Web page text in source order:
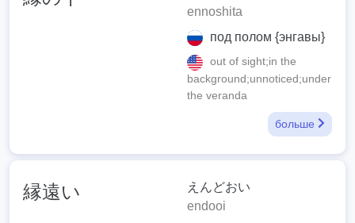
ennoshita
под полом {энгавы}
out of sight;in the
background;unnoticed;under
the veranda
больше
縁遠い
えんどおい
endooi